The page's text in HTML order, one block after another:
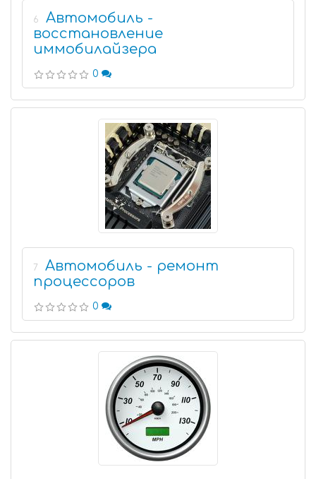
6
Автомобиль -
восстановление
иммобилайзера
0
7
Автомобиль - ремонт
процессоров
0